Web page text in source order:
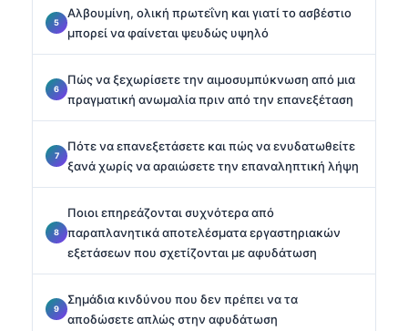
Αλβουμίνη, ολική πρωτεΐνη και γιατί το ασβέστιο
μπορεί να φαίνεται ψευδώς υψηλό
Πώς να ξεχωρίσετε την αιμοσυμπύκνωση από μια
πραγματική ανωμαλία πριν από την επανεξέταση
Πότε να επανεξετάσετε και πώς να ενυδατωθείτε
ξανά χωρίς να αραιώσετε την επαναληπτική λήψη
Ποιοι επηρεάζονται συχνότερα από
παραπλανητικά αποτελέσματα εργαστηριακών
εξετάσεων που σχετίζονται με αφυδάτωση
Σημάδια κινδύνου που δεν πρέπει να τα
αποδώσετε απλώς στην αφυδάτωση